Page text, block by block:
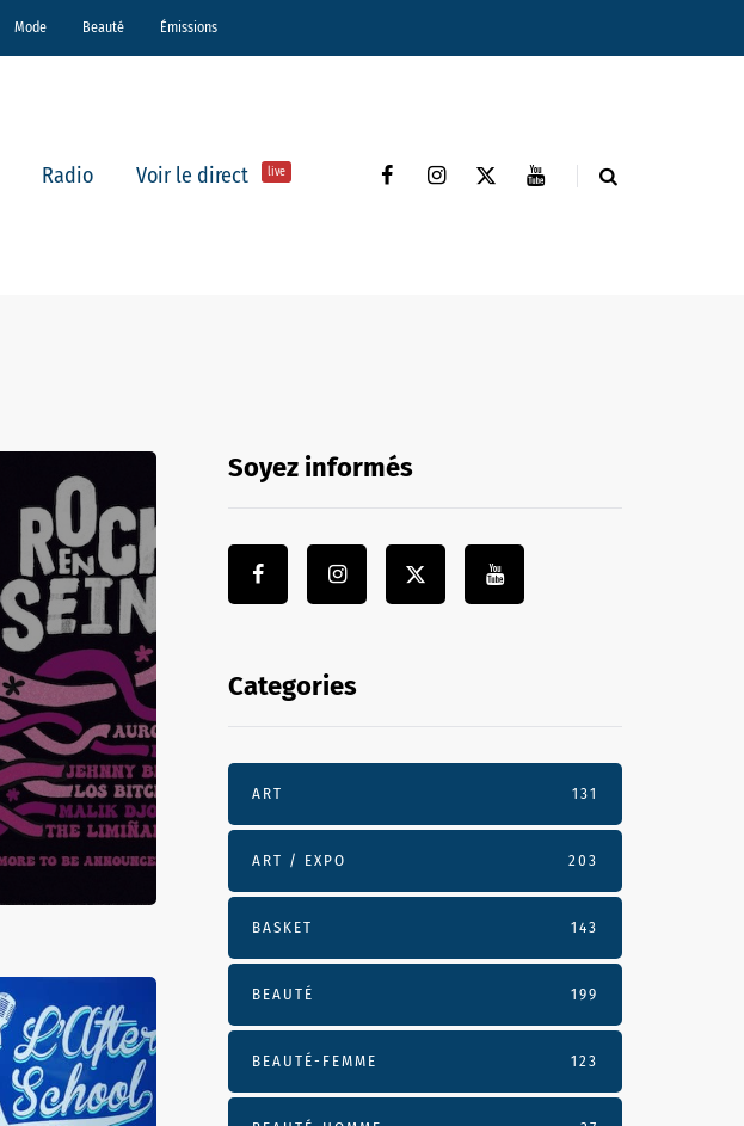
Mode Beauté Émissions
Radio Voir le direct live
Soyez informés
Categories
ART 131
ART / EXPO 203
BASKET 143
BEAUTÉ 199
BEAUTÉ-FEMME 123